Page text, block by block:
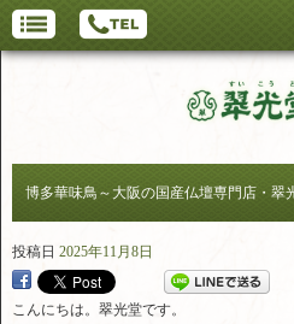
博多華味鳥～大阪の国産仏壇専門店・翠
投稿日 2025年11月8日
こんにちは。翠光堂です。